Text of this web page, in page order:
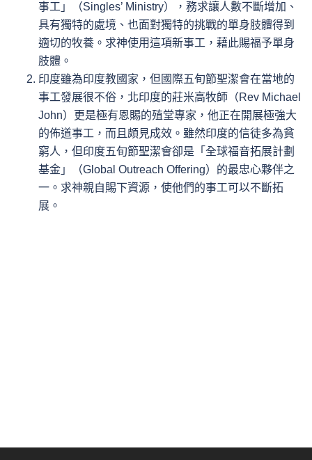
事工」（Singles’ Ministry），務求讓人數不斷增加、
具有獨特的處境、也面對獨特的挑戰的單身肢體得到
適切的牧養。求神使用這項新事工，藉此賜福予單身
肢體。
印度雖為印度教國家，但國際五旬節聖潔會在當地的
事工發展很不俗，北印度的莊米高牧師（Rev Michael
John）更是極有恩賜的殖堂專家，他正在開展極強大
的佈道事工，而且頗見成效。雖然印度的信徒多為貧
窮人，但印度五旬節聖潔會卻是「全球福音拓展計劃
基金」（Global Outreach Offering）的最忠心夥伴之
一。求神親自賜下資源，使他們的事工可以不斷拓
展。